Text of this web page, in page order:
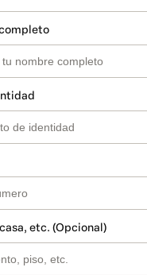
etc. (Opcional)